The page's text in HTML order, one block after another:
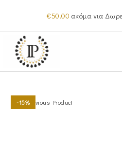
content
€50.00 ακόμα για
-15%Previous Product